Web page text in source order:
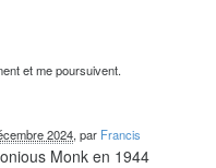
et me poursuivent.
2024, par Francis
Monk en 1944